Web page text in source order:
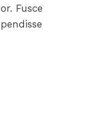
Fusce